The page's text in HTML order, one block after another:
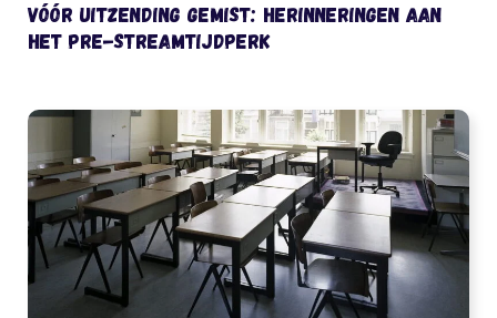
Vóór uitzending gemist: herinneringen aan
het pre-streamtijdperk